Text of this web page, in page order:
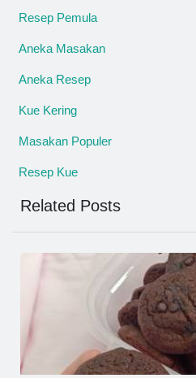
Resep Pemula
Aneka Masakan
Aneka Resep
Kue Kering
Masakan Populer
Resep Kue
Related Posts